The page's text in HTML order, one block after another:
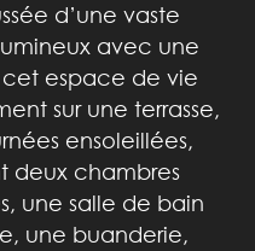
d’une vaste
avec une
espace de vie
sur une terrasse,
ensoleillées,
deux chambres
une salle de bain
une buanderie,